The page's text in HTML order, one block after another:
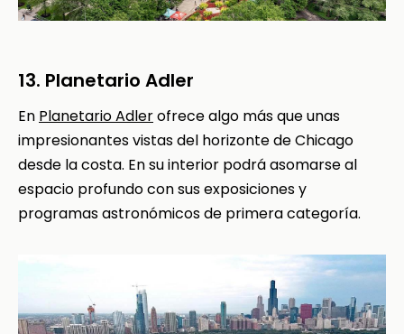
13. Planetario Adler
En Planetario Adlerofrece algo más que unas
impresionantes vistas del horizonte de Chicago
desde la costa. En su interior podrá asomarse al
espacio profundo con sus exposiciones y
programas astronómicos de primera categoría.